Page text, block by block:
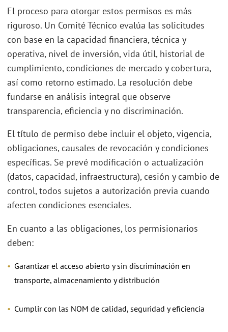
El proceso para otorgar estos permisos es más
riguroso. Un Comité Técnico evalúa las solicitudes
con base en la capacidad financiera, técnica y
operativa, nivel de inversión, vida útil, historial de
cumplimiento, condiciones de mercado y cobertura,
así como retorno estimado. La resolución debe
fundarse en análisis integral que observe
transparencia, eficiencia y no discriminación.
El título de permiso debe incluir el objeto, vigencia,
obligaciones, causales de revocación y condiciones
específicas. Se prevé modificación o actualización
(datos, capacidad, infraestructura), cesión y cambio de
control, todos sujetos a autorización previa cuando
afecten condiciones esenciales.
En cuanto a las obligaciones, los permisionarios
deben:
Garantizar el acceso abierto y sin discriminación en
transporte, almacenamiento y distribución
Cumplir con las NOM de calidad, seguridad y eficiencia